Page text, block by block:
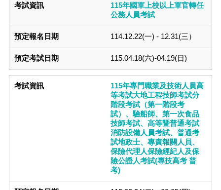
115年國軍上校以上軍官轉任
公務人員考試
114.12.22(一) - 12.31(三）
115.04.18(六)-04.19(日)
115年專門職業及技術人員高
等考試大地工程技師考試分
階段考試（第一階段考
試）、驗船師、第一次食品
技師考試、高等暨普通考試
消防設備人員考試、普通考
試地政士、專責報關人員、
保險代理人保險經紀人及保
險公證人考試(專技高考 普
考)